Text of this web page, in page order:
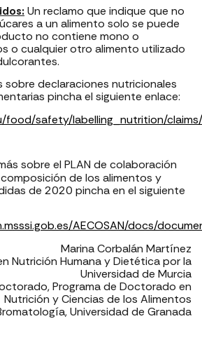
Un reclamo que indique que no
a un alimento solo se puede
no contiene mono o
o cualquier otro alimento utilizado
sobre declaraciones nutricionales
pincha el siguiente enlace:
food/safety/labelling_nutrition/
sobre el PLAN de colaboración
de los alimentos y
de 2020 pincha en el siguiente
AECOSAN/docs/
Marina Corbalán Martínez
Nutrición Humana y Dietética por la
Universidad de Murcia
Programa de Doctorado en
Nutrición y Ciencias de los Alimentos
Universidad de Granada